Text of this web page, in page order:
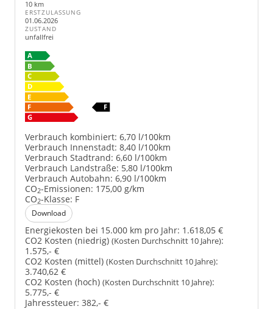
10 km
ERSTZULASSUNG
01.06.2026
ZUSTAND
unfallfrei
Verbrauch kombiniert: 6,70 l/100km
Verbrauch Innenstadt: 8,40 l/100km
Verbrauch Stadtrand: 6,60 l/100km
Verbrauch Landstraße: 5,80 l/100km
Verbrauch Autobahn: 6,90 l/100km
CO2-Emissionen: 175,00 g/km
CO2-Klasse: F
Download
Energiekosten bei 15.000 km pro Jahr: 1.618,05 €
CO2 Kosten (niedrig) (Kosten Durchschnitt 10 Jahre):
1.575,- €
CO2 Kosten (mittel) (Kosten Durchschnitt 10 Jahre):
3.740,62 €
CO2 Kosten (hoch) (Kosten Durchschnitt 10 Jahre):
5.775,- €
Jahressteuer: 382,- €